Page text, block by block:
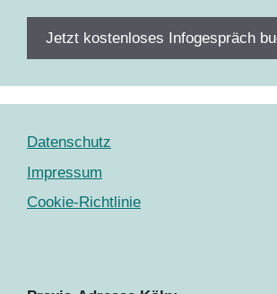
Jetzt kostenloses Infogespräch
Datenschutz
Impressum
Cookie-Richtlinie